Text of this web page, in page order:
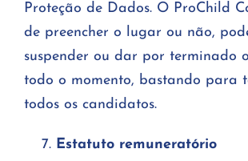
Proteção de Dados. O ProChild
de preencher o lugar ou não,
suspender ou dar por terminado
todo o momento, bastando para
todos os candidatos.
Estatuto remuneratório